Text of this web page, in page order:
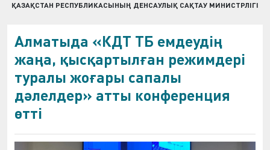
ҚАЗАҚСТАН РЕСПУБЛИКАСЫНЫҢ ДЕНСАУЛЫҚ САҚТАУ МИНИСТРЛІГІ
Алматыда «КДТ ТБ емдеудің
жаңа, қысқартылған режимдері
туралы жоғары сапалы
дәлелдер» атты конференция
өтті